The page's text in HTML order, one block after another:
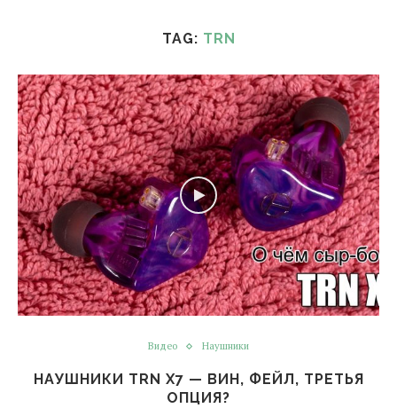
TAG: TRN
Видео Наушники
НАУШНИКИ TRN X7 — ВИН, ФЕЙЛ, ТРЕТЬЯ
ОПЦИЯ?